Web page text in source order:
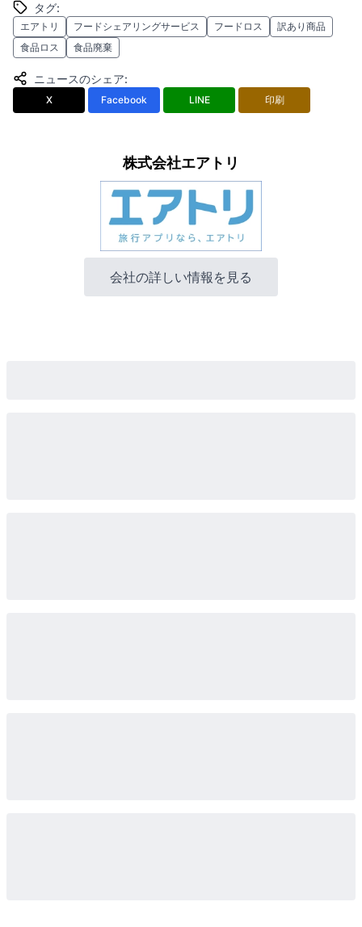
タグ:
エアトリ フードシェアリングサービス フードロス
訳あり商品
食品ロス
食品廃棄
ニュースのシェア:
X Facebook LINE 印刷
株式会社エアトリ
会社の詳しい情報を見る